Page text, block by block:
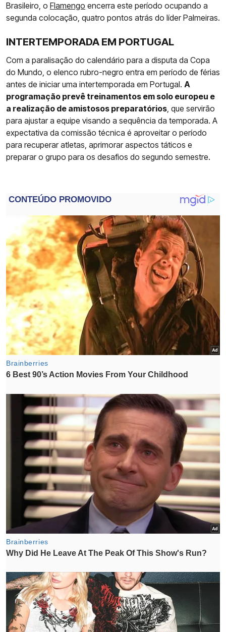
Brasileiro, o Flamengo encerra este período ocupando a
segunda colocação, quatro pontos atrás do líder Palmeiras.
INTERTEMPORADA EM PORTUGAL
Com a paralisação do calendário para a disputa da Copa
do Mundo, o elenco rubro-negro entra em período de férias
antes de iniciar uma intertemporada em Portugal. A
programação prevê treinamentos em solo europeu e
a realização de amistosos preparatórios , que servirão
para ajustar a equipe visando a sequência da temporada. A
expectativa da comissão técnica é aproveitar o período
para recuperar atletas, aprimorar aspectos táticos e
preparar o grupo para os desafios do segundo semestre.